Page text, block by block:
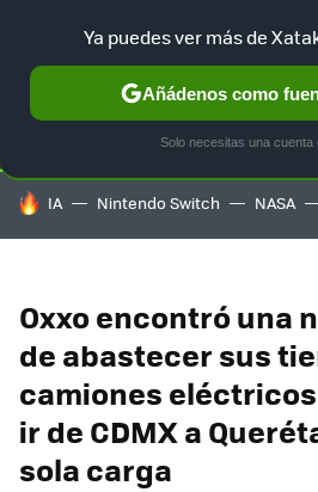
SELECCIÓN GAMING HOME
HOY SE HABLA DE
IA Nintendo Switch NASA
Oxxo encontró una
de abastecer sus
camiones
ir de CDMX a
sola carga
Ya puedes ver más de
Añádenos como
Solo necesitas una cuenta